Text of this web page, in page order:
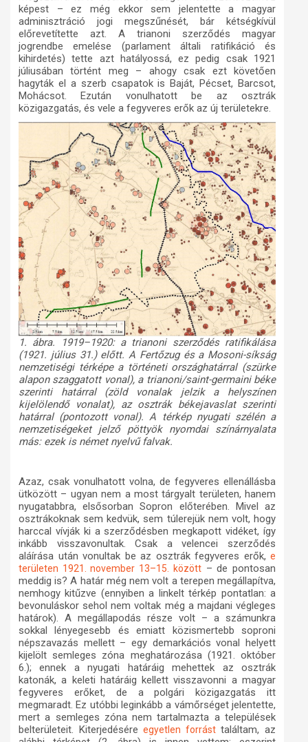
képest – ez még ekkor sem jelentette a magyar
adminisztráció jogi megszűnését, bár kétségkívül
előrevetítette azt. A trianoni szerződés magyar
jogrendbe emelése (parlament általi ratifikáció és
kihirdetés) tette azt hatályossá, ez pedig csak 1921
júliusában történt meg – ahogy csak ezt követően
hagyták el a szerb csapatok is Baját, Pécset, Barcsot,
Mohácsot. Ezután vonulhatott be az osztrák
közigazgatás, és vele a fegyveres erők az új területekre.
1. ábra. 1919–1920: a trianoni szerződés ratifikálása
(1921. július 31.) előtt. A Fertőzug és a Mosoni-síkság
nemzetiségi térképe a történeti országhatárral (szürke
alapon szaggatott vonal), a trianoni/saint-germaini béke
szerinti határral (zöld vonalak jelzik a helyszínen
kijelölendő vonalat), az osztrák békejavaslat szerinti
határral (pontozott vonal). A térkép nyugati szélén a
nemzetiségeket jelző pöttyök nyomdai színárnyalata
más: ezek is német nyelvű falvak.
Azaz, csak vonulhatott volna, de fegyveres ellenállásba
ütközött – ugyan nem a most tárgyalt területen, hanem
nyugatabbra, elsősorban Sopron előterében. Mivel az
osztrákoknak sem kedvük, sem túlerejük nem volt, hogy
harccal vívják ki a szerződésben megkapott vidéket, így
inkább visszavonultak. Csak a velencei szerződés
aláírása után vonultak be az osztrák fegyveres erők, e
területen 1921. november 13–15. között– de pontosan
meddig is? A határ még nem volt a terepen megállapítva,
nemhogy kitűzve (ennyiben a linkelt térkép pontatlan: a
bevonuláskor sehol nem voltak még a majdani végleges
határok). A megállapodás része volt – a számunkra
sokkal lényegesebb és emiatt közismertebb soproni
népszavazás mellett – egy demarkációs vonal helyett
kijelölt semleges zóna meghatározása (1921. október
6.); ennek a nyugati határáig mehettek az osztrák
katonák, a keleti határáig kellett visszavonni a magyar
fegyveres erőket, de a polgári közigazgatás itt
megmaradt. Ez utóbbi leginkább a vámőrséget jelentette,
mert a semleges zóna nem tartalmazta a települések
belterületeit. Kiterjedéséreegyetlen forrást találtam, az